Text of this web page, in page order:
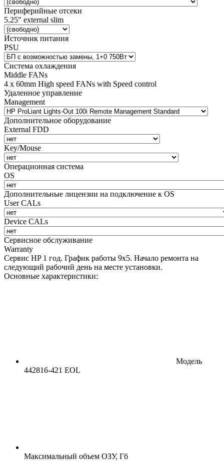
Периферийные отсеки
5.25" external slim
Источник питания
PSU
Система охлаждения
Middle FANs
4 x 60mm High speed FANs with Speed control
Удаленное управление
Management
Дополнительное оборудование
External FDD
Key/Mouse
Операционная система
OS
Дополнительные лицензии на подключение к OS
User CALs
Device CALs
Сервисное обслуживание
Warranty
Сервис HP 1 год. График работы 9х5. Начало ремонта на
следующий рабочий день на месте установки.
Основные характеристики:
Модель
442816-421 EOL
Максимальный объем ОЗУ, Гб